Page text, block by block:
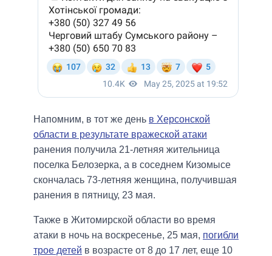
Напомним, в тот же день в Херсонской
области в результате вражеской атаки
ранения получила 21-летняя жительница
поселка Белозерка, а в соседнем Кизомысе
скончалась 73-летняя женщина, получившая
ранения в пятницу, 23 мая.
Также в Житомирской области во время
атаки в ночь на воскресенье, 25 мая, погибли
трое детей в возрасте от 8 до 17 лет, еще 10